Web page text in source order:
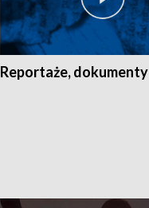
Reportaże, dokumenty